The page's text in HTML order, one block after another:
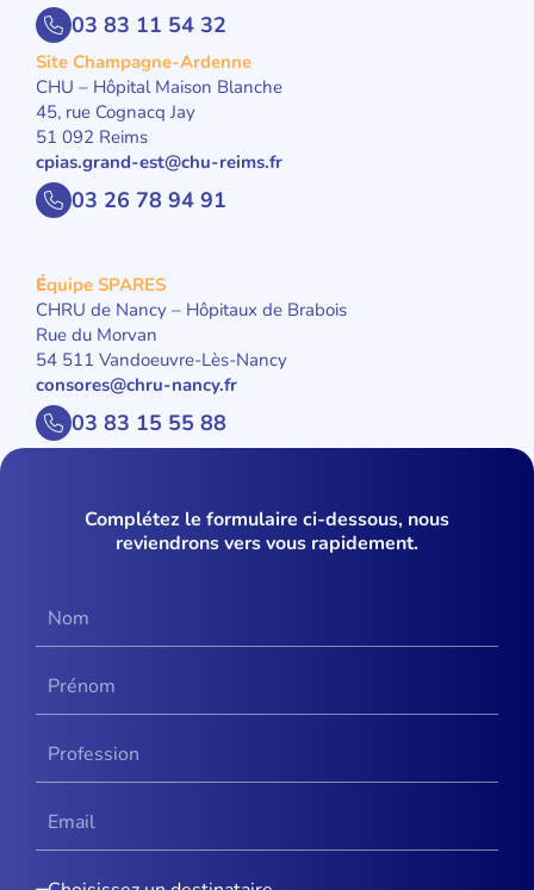
03 83 11 54 32
Site Champagne-Ardenne
CHU – Hôpital Maison Blanche
45, rue Cognacq Jay
51 092 Reims
cpias.grand-est@chu-reims.fr
03 26 78 94 91
Équipe SPARES
CHRU de Nancy – Hôpitaux de Brabois
Rue du Morvan
54 511 Vandoeuvre-Lès-Nancy
consores@chru-nancy.fr
03 83 15 55 88
Complétez le formulaire ci-dessous, nous
reviendrons vers vous rapidement.